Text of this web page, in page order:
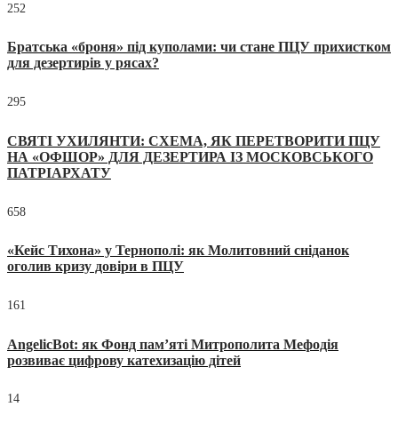
252
Братська «броня» під куполами: чи стане ПЦУ прихистком
для дезертирів у рясах?
295
СВЯТІ УХИЛЯНТИ: СХЕМА, ЯК ПЕРЕТВОРИТИ ПЦУ
НА «ОФШОР» ДЛЯ ДЕЗЕРТИРА ІЗ МОСКОВСЬКОГО
ПАТРІАРХАТУ
658
«Кейс Тихона» у Тернополі: як Молитовний сніданок
оголив кризу довіри в ПЦУ
161
AngelicBot: як Фонд пам’яті Митрополита Мефодія
розвиває цифрову катехизацію дітей
14